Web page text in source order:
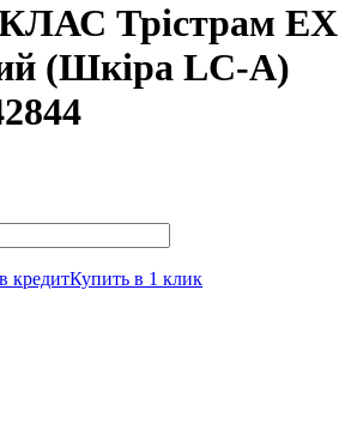
Трістрам EX
(Шкіра LC-A)
кредитКупить в 1 клик